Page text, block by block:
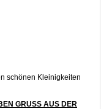
schönen Kleinigkeiten
GRUSS AUS DER